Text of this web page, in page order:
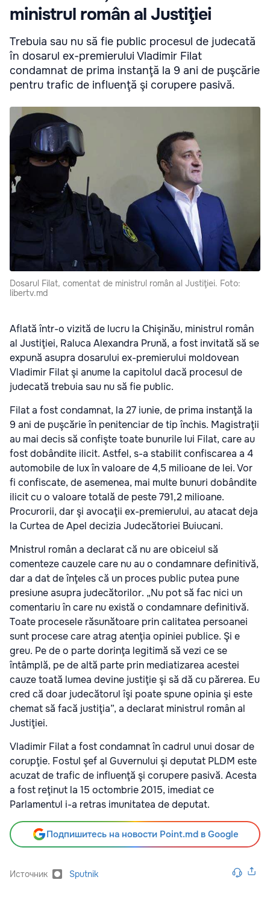
ministrul român al Justiţiei
Trebuia sau nu să fie public procesul de judecată
în dosarul ex-premierului Vladimir Filat
condamnat de prima instanţă la 9 ani de puşcărie
pentru trafic de influenţă şi corupere pasivă.
Dosarul Filat, comentat de ministrul român al Justiţiei. Foto:
libertv.md
Aflată într-o vizită de lucru la Chişinău, ministrul român
al Justiţiei, Raluca Alexandra Prună, a fost invitată să se
expună asupra dosarului ex-premierului moldovean
Vladimir Filat şi anume la capitolul dacă procesul de
judecată trebuia sau nu să fie public.
Filat a fost condamnat, la 27 iunie, de prima instanţă la
9 ani de puşcărie în penitenciar de tip închis. Magistraţii
au mai decis să confişte toate bunurile lui Filat, care au
fost dobândite ilicit. Astfel, s-a stabilit confiscarea a 4
automobile de lux în valoare de 4,5 milioane de lei. Vor
fi confiscate, de asemenea, mai multe bunuri dobândite
ilicit cu o valoare totală de peste 791,2 milioane.
Procurorii, dar şi avocaţii ex-premierului, au atacat deja
la Curtea de Apel decizia Judecătoriei Buiucani.
Mnistrul român a declarat că nu are obiceiul să
comenteze cauzele care nu au o condamnare definitivă,
dar a dat de înţeles că un proces public putea pune
presiune asupra judecătorilor. „Nu pot să fac nici un
comentariu în care nu există o condamnare definitivă.
Toate procesele răsunătoare prin calitatea persoanei
sunt procese care atrag atenţia opiniei publice. Şi e
greu. Pe de o parte dorinţa legitimă să vezi ce se
întâmplă, pe de altă parte prin mediatizarea acestei
cauze toată lumea devine justiţie şi să dă cu părerea. Eu
cred că doar judecătorul îşi poate spune opinia şi este
chemat să facă justiţia”, a declarat ministrul român al
Justiţiei.
Vladimir Filat a fost condamnat în cadrul unui dosar de
corupţie. Fostul şef al Guvernului şi deputat PLDM este
acuzat de trafic de influenţă şi corupere pasivă. Acesta
a fost reţinut la 15 octombrie 2015, imediat ce
Parlamentul i-a retras imunitatea de deputat.
Подпишитесь на новости Point.md в Google
Источник Sputnik